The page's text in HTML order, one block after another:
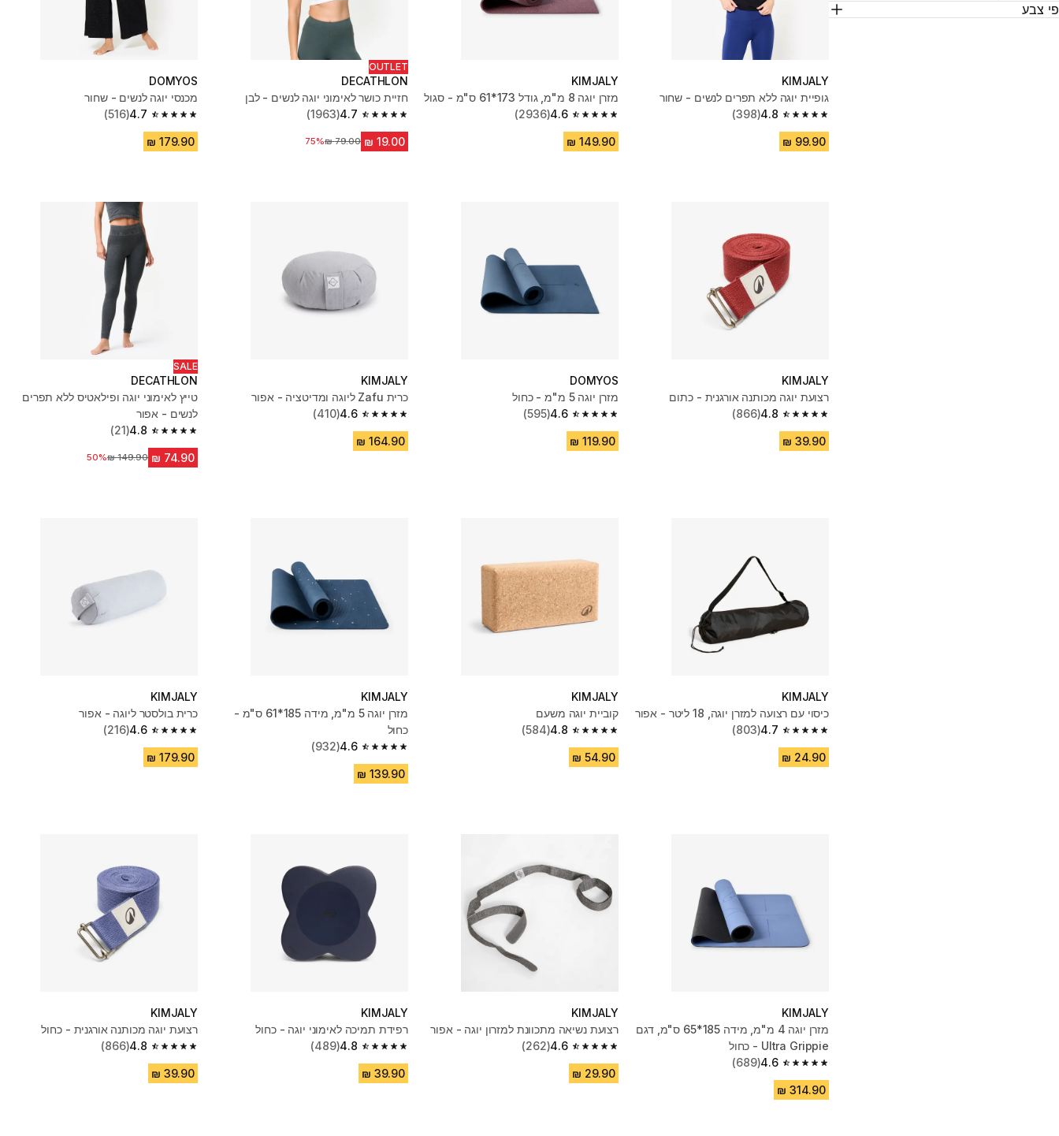
צבע
KIMJALY
גופיית יוגה ללא תפרים לנשים - שחור
4.8
4.8 out of 5 stars from 398 reviews
(398)
KIMJALY
מזרן יוגה 8 מ"מ, גודל 173*61 ס"מ - סגול
4.6
4.6 out of 5 stars from 2936 reviews
(2936)
OUTLET
DECATHLON
חזיית כושר לאימוני יוגה לנשים - לבן
4.7
4.7 out of 5 stars from 1963 reviews
(1963)
מחיר לפני הנחה‏79.00 ₪
75%
DOMYOS
מכנסי יוגה לנשים - שחור
4.7
4.7 out of 5 stars from 516 reviews
(516)
KIMJALY
רצועת יוגה מכותנה אורגנית - כתום
4.8
4.8 out of 5 stars from 866 reviews
(866)
DOMYOS
מזרן יוגה 5 מ"מ - כחול
4.6
4.6 out of 5 stars from 595 reviews
(595)
KIMJALY
כרית Zafu ליוגה ומדיטציה - אפור
4.6
4.6 out of 5 stars from 410 reviews
(410)
SALE
DECATHLON
טייץ לאימוני יוגה ופילאטיס ללא תפרים
לנשים - אפור
4.8
4.8 out of 5 stars from 21 reviews
(21)
מחיר לפני הנחה‏149.90 ₪
50%
KIMJALY
כיסוי עם רצועה למזרן יוגה, 18 ליטר - אפור
4.7
4.7 out of 5 stars from 803 reviews
(803)
KIMJALY
קוביית יוגה משעם
4.8
4.8 out of 5 stars from 584 reviews
(584)
KIMJALY
מזרן יוגה 5 מ"מ, מידה 185*61 ס"מ -
כחול
4.6
4.6 out of 5 stars from 932 reviews
(932)
KIMJALY
כרית בולסטר ליוגה - אפור
4.6
4.6 out of 5 stars from 216 reviews
(216)
KIMJALY
מזרן יוגה 4 מ"מ, מידה 185*65 ס"מ, דגם
Ultra Grippie - כחול
4.6
4.6 out of 5 stars from 689 reviews
(689)
KIMJALY
רצועת נשיאה מתכוונת למזרון יוגה - אפור
4.6
4.6 out of 5 stars from 262 reviews
(262)
KIMJALY
רפידת תמיכה לאימוני יוגה - כחול
4.8
4.8 out of 5 stars from 489 reviews
(489)
KIMJALY
רצועת יוגה מכותנה אורגנית - כחול
4.8
4.8 out of 5 stars from 866 reviews
(866)